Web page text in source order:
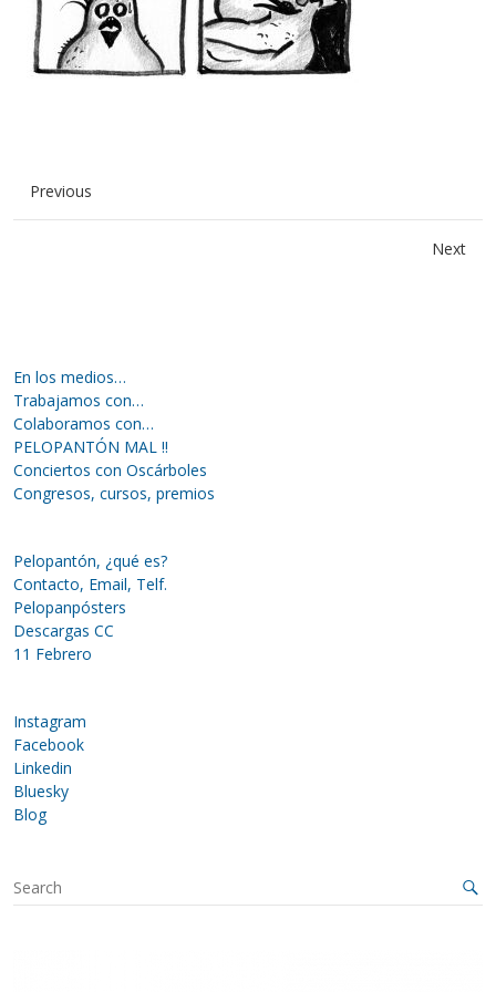
Previous
Next
En los medios…
Trabajamos con…
Colaboramos con…
PELOPANTÓN MAL !!
Conciertos con Oscárboles
Congresos, cursos, premios
Pelopantón, ¿qué es?
Contacto, Email, Telf.
Pelopanpósters
Descargas CC
11 Febrero
Instagram
Facebook
Linkedin
Bluesky
Blog
S
e